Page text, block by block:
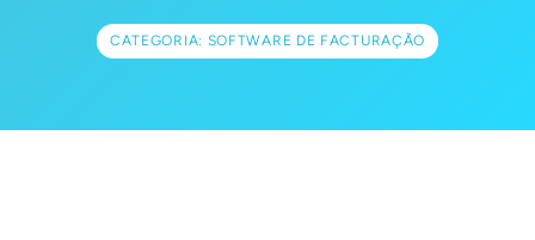
CATEGORIA: SOFTWARE DE FACTURAÇÃO